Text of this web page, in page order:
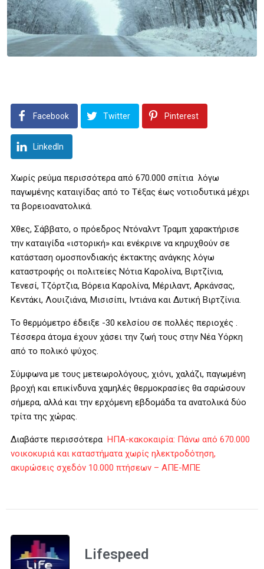
Facebook Twitter Pinterest
LinkedIn
Χωρίς ρεύμα περισσότερα από 670.000 σπίτια λόγω
παγωμένης καταιγίδας από το Τέξας έως νοτιοδυτικά μέχρι
τα βορειοανατολικά.
Χθες, Σάββατο, ο πρόεδρος Ντόναλντ Τραμπ χαρακτήρισε
την καταιγίδα «ιστορική» και ενέκρινε να κηρυχθούν σε
κατάσταση ομοσπονδιακής έκτακτης ανάγκης λόγω
καταστροφής οι πολιτείες Νότια Καρολίνα, Βιρτζίνια,
Τενεσί, Τζόρτζια, Βόρεια Καρολίνα, Μέριλαντ, Αρκάνσας,
Κεντάκι, Λουιζιάνα, Μισισίπι, Ιντιάνα και Δυτική Βιρτζίνια.
Το θερμόμετρο έδειξε -30 κελσίου σε πολλές περιοχές .
Τέσσερα άτομα έχουν χάσει την ζωή τους στην Νέα Υόρκη
από το πολικό ψύχος.
Σύμφωνα με τους μετεωρολόγους, χιόνι, χαλάζι, παγωμένη
βροχή και επικίνδυνα χαμηλές θερμοκρασίες θα σαρώσουν
σήμερα, αλλά και την ερχόμενη εβδομάδα τα ανατολικά δύο
τρίτα της χώρας.
Διαβάστε περισσότερα ΗΠΑ-κακοκαιρία: Πάνω από 670.000
νοικοκυριά και καταστήματα χωρίς ηλεκτροδότηση,
ακυρώσεις σχεδόν 10.000 πτήσεων – ΑΠΕ-ΜΠΕ
Lifespeed